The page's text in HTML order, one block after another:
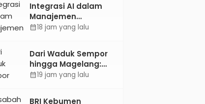
2026
Integrasi AI dalam
Manajemen
Pendayagunaan ZIS
Unggulan Lazismu
Kebumen
calendar_month18 jam yang lalu
Dari Waduk Sempor
hingga Magelang:
Mengayuh Kembali
calendar_month19 jam yang lalu
BRI Kebumen